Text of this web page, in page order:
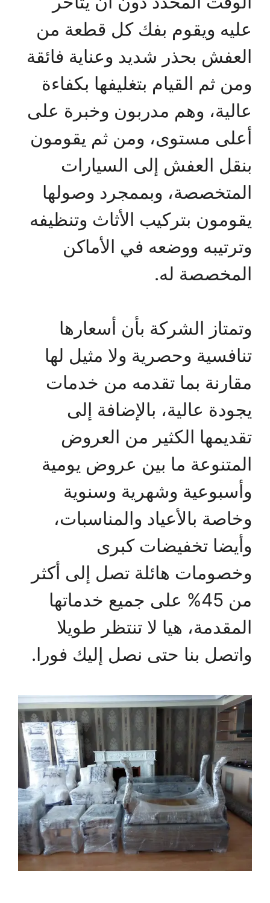
عليه ويقوم بفك كل قطعة من
العفش بحذر شديد وعناية فائقة
ومن ثم القيام بتغليفها بكفاءة
عالية، وهم مدربون وخبرة على
أعلى مستوى، ومن ثم يقومون
بنقل العفش إلى السيارات
المتخصصة، وبممجرد وصولها
يقومون بتركيب الأثاث وتنظيفه
وترتيبه ووضعه في الأماكن
المخصصة له.
وتمتاز الشركة بأن أسعارها
تنافسية وحصرية ولا مثيل لها
مقارنة بما تقدمه من خدمات
يجودة عالية، بالإضافة إلى
تقديمها الكثير من العروض
المتنوعة ما بين عروض يومية
وأسبوعية وشهرية وسنوية
وخاصة بالأعياد والمناسبات،
وأيضا تخفيضات كبرى
وخصومات هائلة تصل إلى أكثر
من 45% على جميع خدماتها
المقدمة، هيا لا تنتظر طويلا
واتصل بنا حتى نصل إليك فورا.